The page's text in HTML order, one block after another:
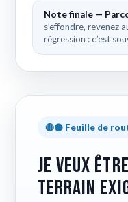
Note finale —
s’effondre, revenez
régression : c’est
🔴⚫ Feuille de
Je veux
terrain